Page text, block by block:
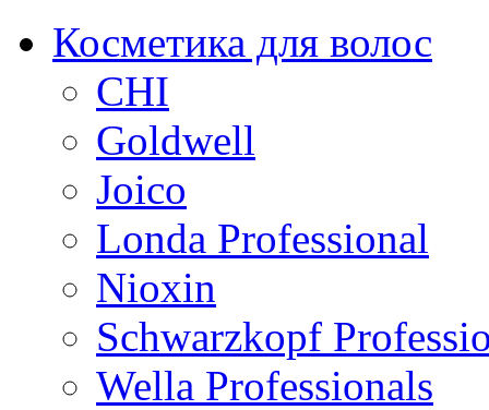
Косметика для волос
CHI
Goldwell
Joico
Londa Professional
Nioxin
Schwarzkopf
Wella Professionals